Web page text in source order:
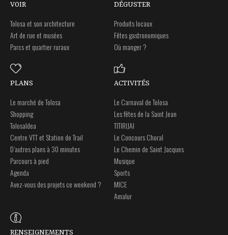
VOIR
Tolosa et son architecture
Art de rue et musées
Parcs et quartier ruraux
DÉGUSTER
Produits locaux
Fêtes gastronomiques
Où manger ?
PLANS
Le marché de Tolosa
Shopping
Tolosaldea
Centre VTT et Station de Trail
D’autres plans à 30 minutes
Parcours à pied
Agenda
Avez-vous des projets ce weekend ?
ACTIVITÉS
Le Carnaval de Tolosa
Les fêtes de la Saint Jean
TITIRIJAI
Le Concours Choral
Le Chemin de Saint Jacques
Musique
Sports
MICE
Amalur
RENSEIGNEMENTS